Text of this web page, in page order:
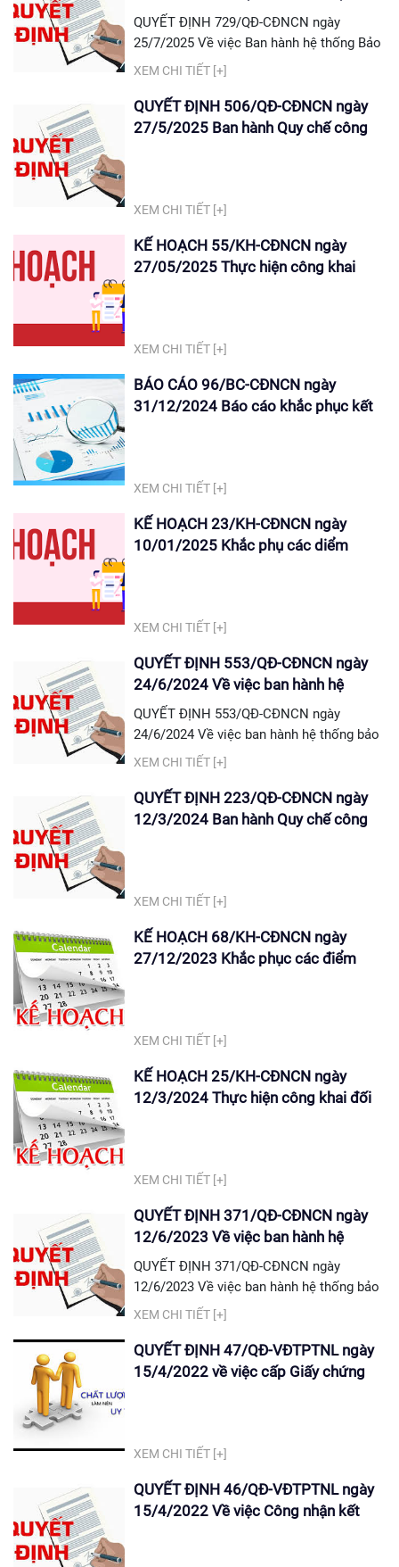
thống Bảo đảm chất lượng
QUYẾT ĐỊNH 729/QĐ-CĐNCN ngày
25/7/2025 Về việc Ban hành hệ thống Bảo
đảm chất lượng Tải quyết định tại đây: QĐ
XEM CHI TIẾT [+]
QUYẾT ĐỊNH 506/QĐ-CĐNCN ngày
27/5/2025 Ban hành Quy chế công
XEM CHI TIẾT [+]
KẾ HOẠCH 55/KH-CĐNCN ngày
27/05/2025 Thực hiện công khai
XEM CHI TIẾT [+]
BÁO CÁO 96/BC-CĐNCN ngày
31/12/2024 Báo cáo khắc phục kết
XEM CHI TIẾT [+]
KẾ HOẠCH 23/KH-CĐNCN ngày
10/01/2025 Khắc phụ các diểm
XEM CHI TIẾT [+]
QUYẾT ĐỊNH 553/QĐ-CĐNCN ngày
24/6/2024 Về việc ban hành hệ
thống bảo đảm chất lượng
QUYẾT ĐỊNH 553/QĐ-CĐNCN ngày
24/6/2024 Về việc ban hành hệ thống bảo
đảm chất lượng Tải quyết định tại đây: QĐ
XEM CHI TIẾT [+]
QUYẾT ĐỊNH 223/QĐ-CĐNCN ngày
12/3/2024 Ban hành Quy chế công
XEM CHI TIẾT [+]
KẾ HOẠCH 68/KH-CĐNCN ngày
27/12/2023 Khắc phục các điểm
XEM CHI TIẾT [+]
KẾ HOẠCH 25/KH-CĐNCN ngày
12/3/2024 Thực hiện công khai đối
XEM CHI TIẾT [+]
QUYẾT ĐỊNH 371/QĐ-CĐNCN ngày
12/6/2023 Về việc ban hành hệ
thống bảo đảm chất lượng
QUYẾT ĐỊNH 371/QĐ-CĐNCN ngày
12/6/2023 Về việc ban hành hệ thống bảo
đảm chất lượng Tải quyết định tại đây: QĐ
XEM CHI TIẾT [+]
QUYẾT ĐỊNH 47/QĐ-VĐTPTNL ngày
15/4/2022 về việc cấp Giấy chứng
XEM CHI TIẾT [+]
QUYẾT ĐỊNH 46/QĐ-VĐTPTNL ngày
15/4/2022 Về việc Công nhận kết